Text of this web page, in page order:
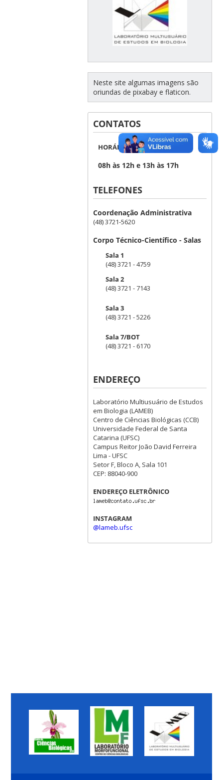
Neste site algumas imagens são
oriundas de pixabay e flaticon.
CONTATOS
HORÁRIO DE ATENDIMENTO
08h às 12h e 13h às 17h
TELEFONES
Coordenação Administrativa
(48) 3721-5620
Corpo Técnico-Científico - Salas
Sala 1
(48) 3721 - 4759
Sala 2
(48) 3721 - 7143
Sala 3
(48) 3721 - 5226
Sala 7/BOT
(48) 3721 - 6170
ENDEREÇO
Laboratório Multiusuário de Estudos
em Biologia (LAMEB)
Centro de Ciências Biológicas (CCB)
Universidade Federal de Santa
Catarina (UFSC)
Campus Reitor João David Ferreira
Lima - UFSC
Setor F, Bloco A, Sala 101
CEP: 88040-900
ENDEREÇO ELETRÔNICO
INSTAGRAM
@lameb.ufsc